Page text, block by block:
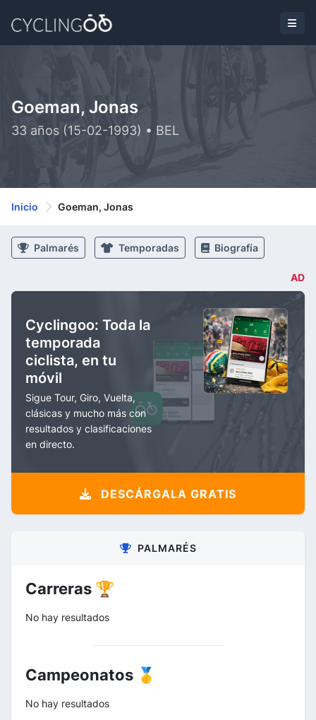
Goeman, Jonas
33 años (15-02-1993) • BEL
Inicio Goeman, Jonas
Palmarés Temporadas Biografía
AD
Cyclingoo: Toda la
temporada
ciclista, en tu
móvil
Sigue Tour, Giro, Vuelta,
clásicas y mucho más con
resultados y clasificaciones
en directo.
DESCÁRGALA GRATIS
PALMARÉS
Carreras 🏆
No hay resultados
Campeonatos 🥇
No hay resultados